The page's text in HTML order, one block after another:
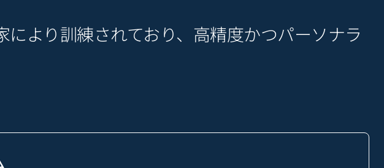
より訓練されており、高精度かつパーソナラ